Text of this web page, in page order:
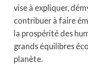
vise à expliquer,
contribuer à faire
la prospérité des
grands équilibres
planète.